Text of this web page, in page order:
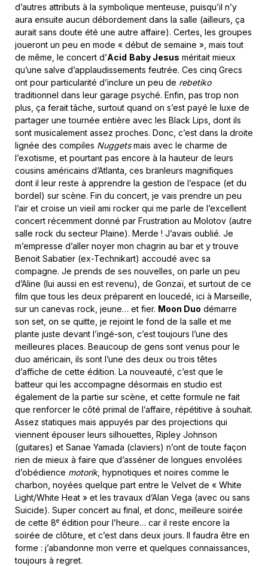
d’autres attributs à la symbolique menteuse, puisqu’il n’y
aura ensuite aucun débordement dans la salle (ailleurs, ça
aurait sans doute été une autre affaire). Certes, les groupes
joueront un peu en mode « début de semaine », mais tout
de même, le concert d’Acid Baby Jesus méritait mieux
qu’une salve d’applaudissements feutrée. Ces cinq Grecs
ont pour particularité d’inclure un peu de rebetiko
traditionnel dans leur garage psyché. Enfin, pas trop non
plus, ça ferait tâche, surtout quand on s’est payé le luxe de
partager une tournée entière avec les Black Lips, dont ils
sont musicalement assez proches. Donc, c’est dans la droite
lignée des compiles Nuggetsmais avec le charme de
l’exotisme, et pourtant pas encore à la hauteur de leurs
cousins américains d’Atlanta, ces branleurs magnifiques
dont il leur reste à apprendre la gestion de l’espace (et du
bordel) sur scène. Fin du concert, je vais prendre un peu
l’air et croise un vieil ami rocker qui me parle de l’excellent
concert récemment donné par Frustration au Molotov (autre
salle rock du secteur Plaine). Merde ! J’avais oublié. Je
m’empresse d’aller noyer mon chagrin au bar et y trouve
Benoit Sabatier (ex-Technikart) accoudé avec sa
compagne. Je prends de ses nouvelles, on parle un peu
d’Aline (lui aussi en est revenu), de Gonzaï, et surtout de ce
film que tous les deux préparent en loucedé, ici à Marseille,
sur un canevas rock, jeune… et fier. Moon Duo démarre
son set, on se quitte, je rejoint le fond de la salle et me
plante juste devant l’ingé-son, c’est toujours l’une des
meilleures places. Beaucoup de gens sont venus pour le
duo américain, ils sont l’une des deux ou trois têtes
d’affiche de cette édition. La nouveauté, c’est que le
batteur qui les accompagne désormais en studio est
également de la partie sur scène, et cette formule ne fait
que renforcer le côté primal de l’affaire, répétitive à souhait.
Assez statiques mais appuyés par des projections qui
viennent épouser leurs silhouettes, Ripley Johnson
(guitares) et Sanae Yamada (claviers) n’ont de toute façon
rien de mieux à faire que d’asséner de longues envolées
d’obédience motorik, hypnotiques et noires comme le
charbon, noyées quelque part entre le Velvet de « White
Light/White Heat » et les travaux d’Alan Vega (avec ou sans
Suicide). Super concert au final, et donc, meilleure soirée
de cette 8e édition pour l’heure… car il reste encore la
soirée de clôture, et c’est dans deux jours. Il faudra être en
forme : j’abandonne mon verre et quelques connaissances,
toujours à regret.